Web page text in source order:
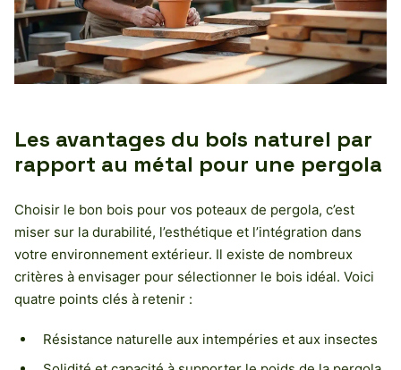
Les avantages du bois naturel par
rapport au métal pour une pergola
Choisir le bon bois pour vos poteaux de pergola, c’est
miser sur la durabilité, l’esthétique et l’intégration dans
votre environnement extérieur. Il existe de nombreux
critères à envisager pour sélectionner le bois idéal. Voici
quatre points clés à retenir :
Résistance naturelle aux intempéries et aux insectes